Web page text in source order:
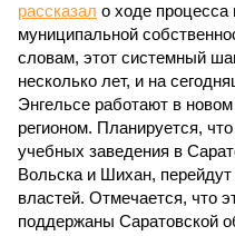
рассказал о ходе
муниципальной
словам, этот системный
несколько лет, и на
Энгельсе работают в
регионом. Планируется,
учебных заведения в
Вольска и Шихан,
властей. Отмечается, что
поддержаны Саратовской